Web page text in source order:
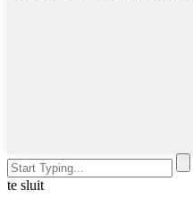
te sluit